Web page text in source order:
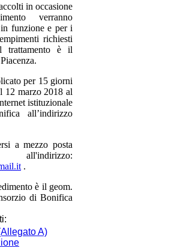
in occasione
verranno
funzione e per i
richiesti
trattamento è il
per 15 giorni
12 marzo 2018 al
istituzionale
all’indirizzo
a mezzo posta
.
è il geom.
di Bonifica